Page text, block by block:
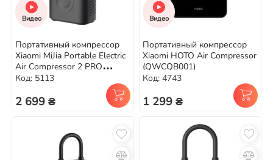
Видео
Портативный компрессор
Xiaomi MiJia Portable Electric
Air Compressor 2 PRO
(MJCQB07PQW)
Код: 5113
2 699 ₴
Видео
Портативный компрессор
Xiaomi HOTO Air Compressor
(QWCQB001)
Код: 4743
1 299 ₴